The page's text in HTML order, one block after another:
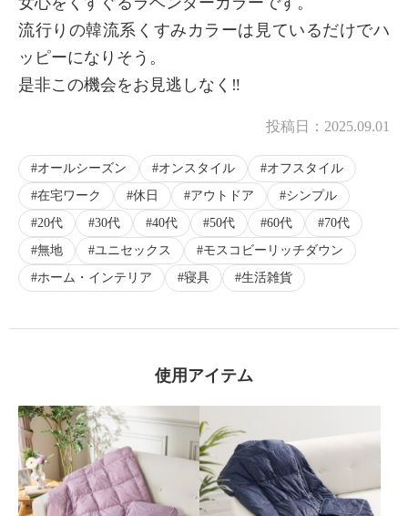
× 商品紹介
流行りの韓流系くすみカラーは見ているだけでハ
ッピーになりそう。
是非この機会をお見逃しなく‼️
投稿日： 2025.09.01
オールシーズン オンスタイル
オフスタイル
在宅ワーク
休日 アウトドア
シンプル
20代
30代 40代 50代 60代
70代
無地
ユニセックス
モスコビーリッチダウン
ホーム・インテリア
寝具 生活雑貨
使用アイテム